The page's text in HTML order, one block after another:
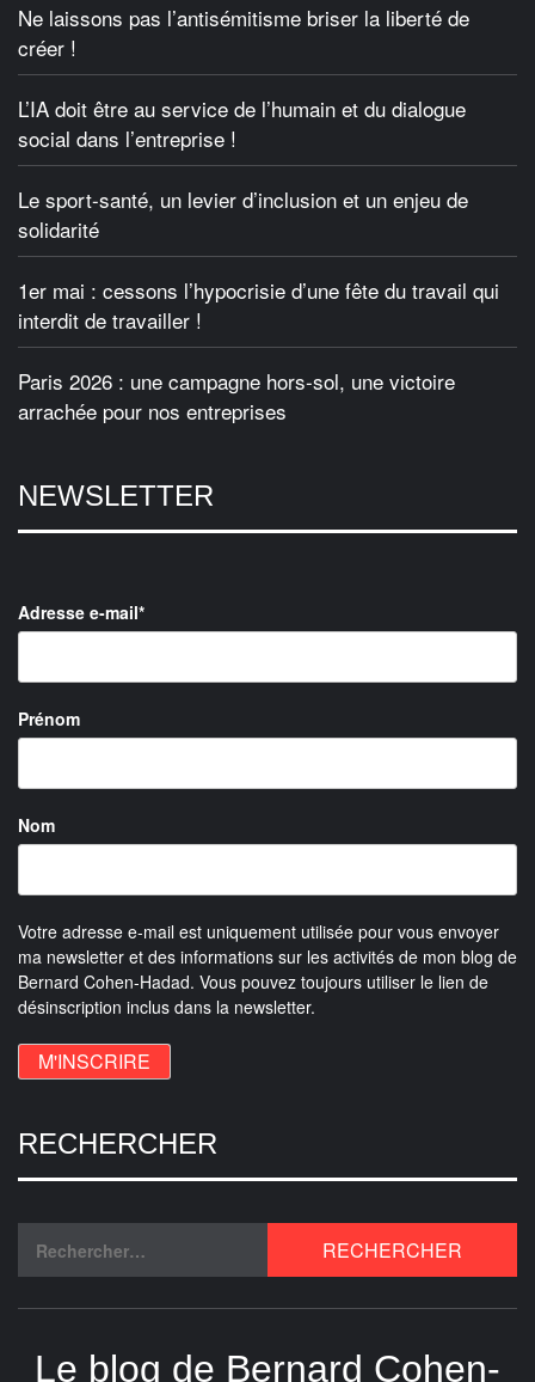
Ne laissons pas l’antisémitisme briser la liberté de
créer !
L’IA doit être au service de l’humain et du dialogue
social dans l’entreprise !
Le sport-santé, un levier d’inclusion et un enjeu de
solidarité
1er mai : cessons l’hypocrisie d’une fête du travail qui
interdit de travailler !
Paris 2026 : une campagne hors-sol, une victoire
arrachée pour nos entreprises
NEWSLETTER
Adresse e-mail*
Prénom
Nom
Votre adresse e-mail est uniquement utilisée pour vous envoyer
ma newsletter et des informations sur les activités de mon blog de
Bernard Cohen-Hadad. Vous pouvez toujours utiliser le lien de
désinscription inclus dans la newsletter.
RECHERCHER
Le blog de Bernard Cohen-